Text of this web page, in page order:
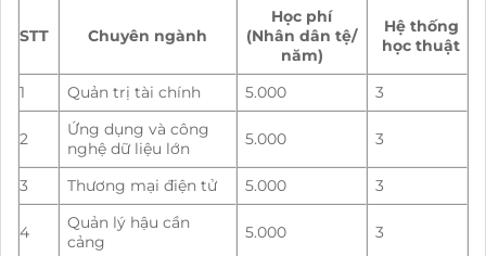
STT Chuyên ngành
Học phí
(Nhân dân tệ/
năm)
Hệ thống
học thuật
1 Quản trị tài chính 5.000 3
2
Ứng dụng và công
nghệ dữ liệu lớn
5.000 3
3 Thương mại điện tử 5.000 3
4
Quản lý hậu cần
cảng
5.000 3